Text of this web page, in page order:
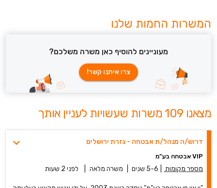
המשרות החמות שלנו
מעוניינים להוסיף כאן משרה משלכם?
צרו איתנו קשר!
מצאנו 109 משרות שעשויות לעניין אותך
דרוש/ה מנהל/ת אבטחה - גזרת ירושלים
VIP אבטחה בע"מ
מספר מקומות 5-6 שנים משרה מלאה לפני 2 שעות